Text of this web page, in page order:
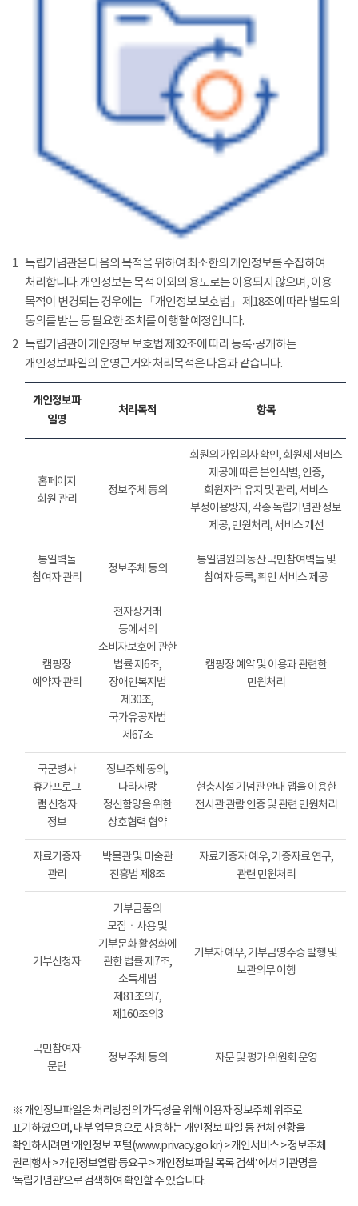
1 독립기념관은 다음의 목적을 위하여 최소한의 개인정보를 수집하여
처리합니다. 개인정보는 목적 이외의 용도로는 이용되지 않으며, 이용
목적이 변경되는 경우에는 「개인정보 보호법」 제18조에 따라 별도의
동의를 받는 등 필요한 조치를 이행할 예정입니다.
2 독립기념관이 개인정보 보호법 제32조에 따라 등록·공개하는
개인정보파일의 운영근거와 처리목적은 다음과 같습니다.
개인정보파
일명
처리목적 항목
홈페이지
회원 관리
정보주체 동의
회원의 가입의사 확인, 회원제 서비스
제공에 따른 본인식별, 인증,
회원자격 유지 및 관리, 서비스
부정이용방지, 각종 독립기념관 정보
제공, 민원처리, 서비스 개선
통일벽돌
참여자 관리
정보주체 동의
통일염원의 동산 국민참여벽돌 및
참여자 등록, 확인 서비스 제공
캠핑장
예약자 관리
전자상거래
등에서의
소비자보호에 관한
법률 제6조,
장애인복지법
제30조,
국가유공자법
제67조
캠핑장 예약 및 이용과 관련한
민원처리
국군병사
휴가프로그
램 신청자
정보
정보주체 동의,
나라사랑
정신함양을 위한
상호협력 협약
현충시설 기념관 안내 앱을 이용한
전시관 관람 인증 및 관련 민원처리
자료기증자
관리
박물관 및 미술관
진흥법 제8조
자료기증자 예우, 기증자료 연구,
관련 민원처리
기부신청자
기부금품의
모집ㆍ사용 및
기부문화 활성화에
관한 법률 제7조,
소득세법
제81조의7,
제160조의3
기부자 예우, 기부금영수증 발행 및
보관의무 이행
국민참여자
문단
정보주체 동의 자문 및 평가 위원회 운영
※ 개인정보파일은 처리방침의 가독성을 위해 이용자 정보주체 위주로
표기하였으며, 내부 업무용으로 사용하는 개인정보 파일 등 전체 현황을
확인하시려면 ‘개인정보 포털(www.privacy.go.kr) > 개인서비스 > 정보주체
권리행사 > 개인정보열람 등요구 > 개인정보파일 목록 검색’ 에서 기관명을
‘독립기념관’으로 검색하여 확인할 수 있습니다.